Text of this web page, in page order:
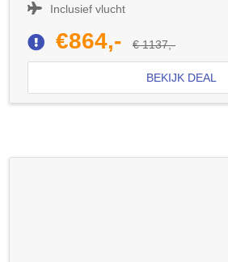
Inclusief vlucht
€864,- € 1137,-
BEKIJK DEAL